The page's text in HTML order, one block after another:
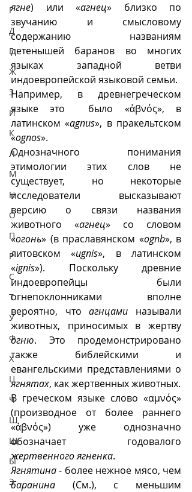
Г
Д
Е
Ж
З
И
К
Л
М
Н
О
П
Р
С
Т
У
Ф
Х
Ц
Ч
Ш
Щ
Ы
Э
ягне) или «агнец» близко по
звучанию и смысловому
содержанию  названиям
детенышей баранов во многих
языках западной ветви
индоевропейской языковой семьи.
Например, в древнегреческом
языке это  было «ἀβνός», в
латинском «agnus», в пракельтском
«ognos».
Однозначного понимания
этимологии этих слов не
существует, но некоторые
исследователи высказывают
версию о связи названия
животного «агнец» со словом
«огонь» (в праславянском «ognb», в
литовском «ugnis», в латинском
«ignis»). Поскольку древние
индоевропейцы были
огнепоклонниками вполне
вероятно, что агнцами называли
огню. Это продемонстрировано
также библейскими и
ягнятах, как жертвенных животных.
В греческом языке слово «αμνός»
(производное от более раннего
«ἀβνός») уже однозначно
жертвенного ягненка.
Ягнятина
баранина (См.), с меньшим